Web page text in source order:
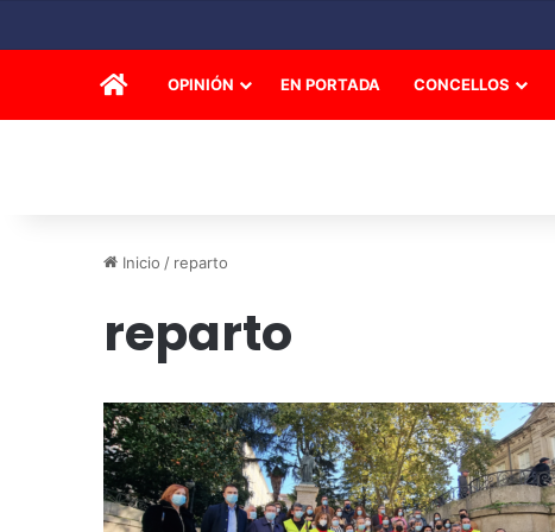
INICIOOPINIÓN EN PORTADA CONCELLOS
Inicio / reparto
reparto